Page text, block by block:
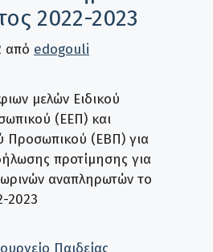
2022-2023
από edogouli
μελών Ειδικού
(ΕΕΠ) και
Προσωπικού (ΕΒΠ) για
προτίμησης για
αναπληρωτών το
2023